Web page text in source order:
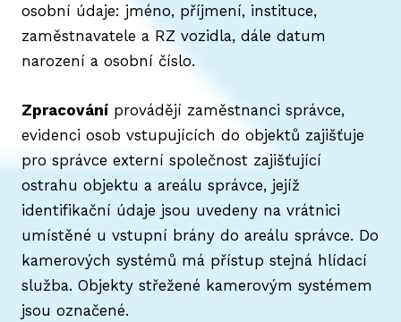
osobní údaje: jméno, příjmení, instituce,
zaměstnavatele a RZ vozidla, dále datum
narození a osobní číslo.
Zpracování provádějí zaměstnanci správce,
evidenci osob vstupujících do objektů zajišťuje
pro správce externí společnost zajišťující
ostrahu objektu a areálu správce, jejíž
identifikační údaje jsou uvedeny na vrátnici
umístěné u vstupní brány do areálu správce. Do
kamerových systémů má přístup stejná hlídací
služba. Objekty střežené kamerovým systémem
jsou označené.